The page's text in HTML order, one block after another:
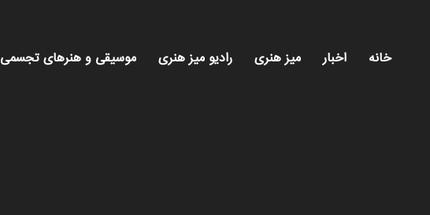
خانه اخبار میز هنری رادیو میز هنری موسیقی و هنرهای تجسمی